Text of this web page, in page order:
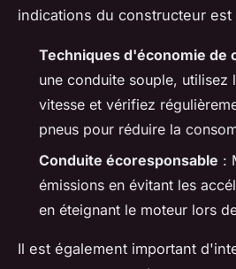
indications du constructeur est
Techniques d'économie de
une conduite souple, utilisez
vitesse et vérifiez
pneus pour réduire la
Conduite écoresponsable :
émissions en évitant les
en éteignant le moteur lors
Il est également important